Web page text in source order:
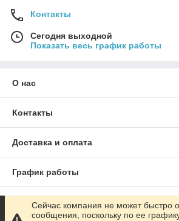
Контакты
Сегодня выходной
Показать весь график работы
О нас
Контакты
Доставка и оплата
График работы
Полная версия сайта
Сейчас компания не может быстро
сообщения, поскольку по ее